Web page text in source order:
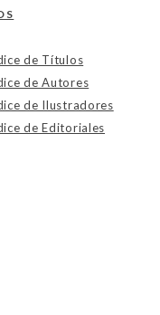
de Títulos
de Autores
de Ilustradores
de Editoriales